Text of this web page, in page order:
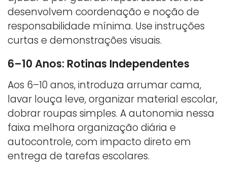
desenvolvem coordenação e noção de
responsabilidade mínima. Use instruções
curtas e demonstrações visuais.
6–10 Anos: Rotinas Independentes
Aos 6–10 anos, introduza arrumar cama,
lavar louça leve, organizar material escolar,
dobrar roupas simples. A autonomia nessa
faixa melhora organização diária e
autocontrole, com impacto direto em
entrega de tarefas escolares.